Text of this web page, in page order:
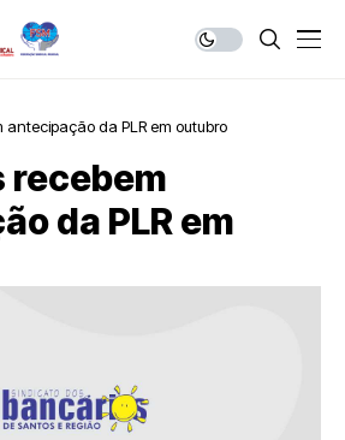
antecipação da PLR em outubro
recebem
da PLR em